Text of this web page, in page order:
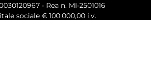
- Rea n. MI-2501016
sociale € 100.000,00 i.v.